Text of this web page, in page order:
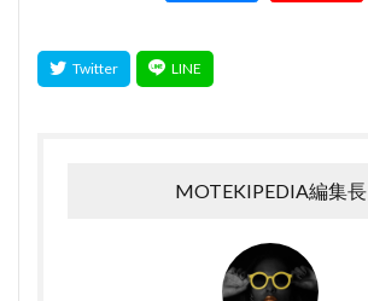
MOTEKIPEDIA編集長